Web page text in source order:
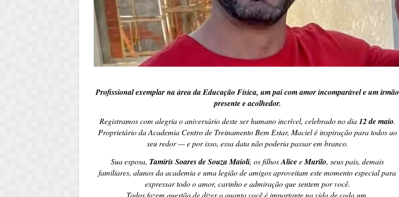
Profissional exemplar na área da Educação Física, um pai com amor incomparável e um irmão
presente e acolhedor.
Registramos com alegria o aniversário deste ser humano incrível, celebrado no dia12 de maio.
Proprietário daAcademia Centro de Treinamento Bem Estar, Maciel é inspiração para todos ao
seu redor — e por isso, essa data não poderia passar em branco.
Sua esposa, Tamiris Soares de Souza Maioli, os filhosAliceeMurilo, seus pais, demais
familiares, alunos da academia e uma legião de amigos aproveitam este momento especial para
expressar todo o amor, carinho e admiração que sentem por você.